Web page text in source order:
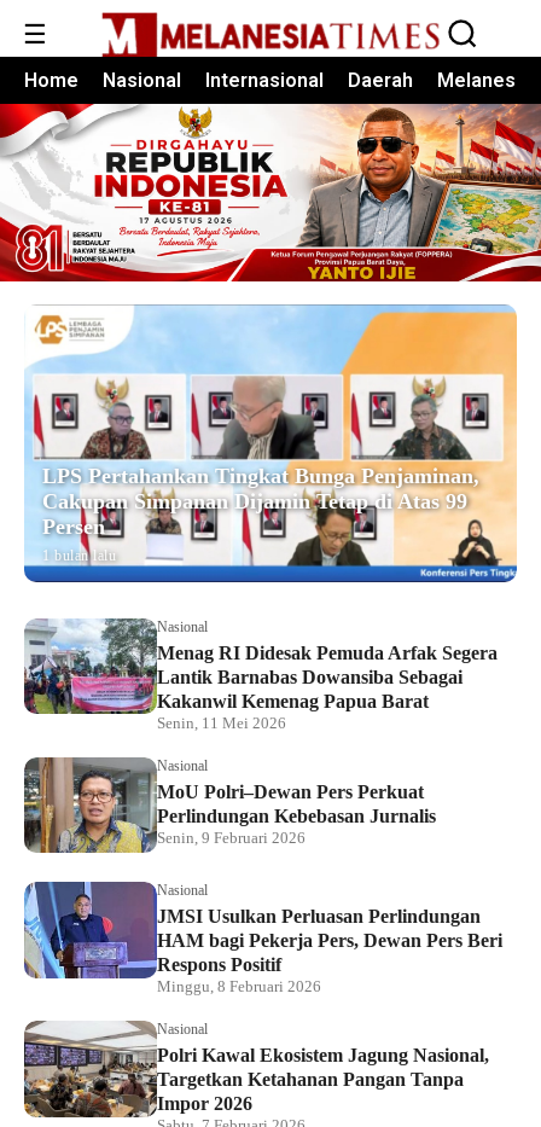
☰
Home Nasional Internasional Daerah Melanesia
LPS Pertahankan Tingkat Bunga Penjaminan,
Cakupan Simpanan Dijamin Tetap di Atas 99
Persen
1 bulan lalu
Nasional
Menag RI Didesak Pemuda Arfak Segera
Lantik Barnabas Dowansiba Sebagai
Kakanwil Kemenag Papua Barat
Senin, 11 Mei 2026
Nasional
MoU Polri–Dewan Pers Perkuat
Perlindungan Kebebasan Jurnalis
Senin, 9 Februari 2026
Nasional
JMSI Usulkan Perluasan Perlindungan
HAM bagi Pekerja Pers, Dewan Pers Beri
Respons Positif
Minggu, 8 Februari 2026
Nasional
Polri Kawal Ekosistem Jagung Nasional,
Targetkan Ketahanan Pangan Tanpa
Impor 2026